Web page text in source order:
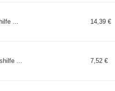
... 14,39 €
... 7,52 €